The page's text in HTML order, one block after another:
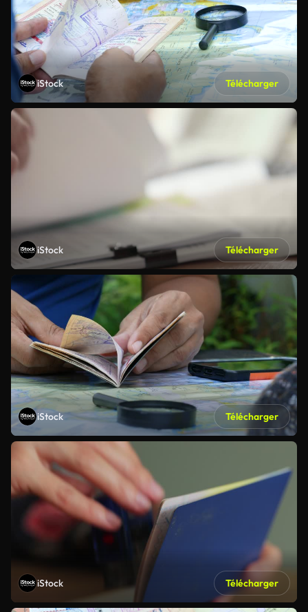
iStock Télécharger
iStock Télécharger
iStock Télécharger
iStock Télécharger